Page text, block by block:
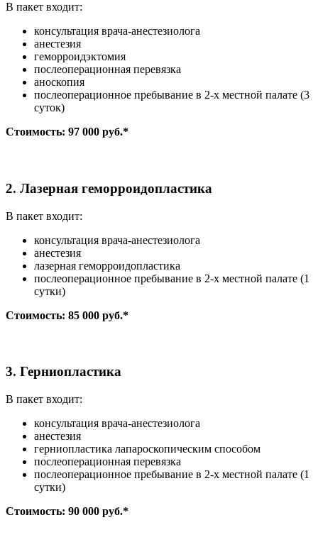
В пакет входит:
консультация врача-анестезиолога
анестезия
геморроидэктомия
послеоперационная перевязка
аноскопия
послеоперационное пребывание в 2-х местной палате (3
суток)
Стоимость: 97 000 руб.*
2. Лазерная геморроидопластика
В пакет входит:
консультация врача-анестезиолога
анестезия
лазерная геморроидопластика
послеоперационное пребывание в 2-х местной палате (1
сутки)
Стоимость: 85 000 руб.*
3. Герниопластика
В пакет входит:
консультация врача-анестезиолога
анестезия
герниопластика лапароскопическим способом
послеоперационная перевязка
послеоперационное пребывание в 2-х местной палате (1
сутки)
Стоимость: 90 000 руб.*